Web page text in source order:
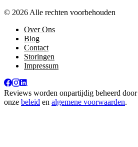
© 2026 Alle rechten voorbehouden
Over Ons
Blog
Contact
Storingen
Impressum
Reviews worden onpartijdig beheerd door
onze beleid en algemene voorwaarden.